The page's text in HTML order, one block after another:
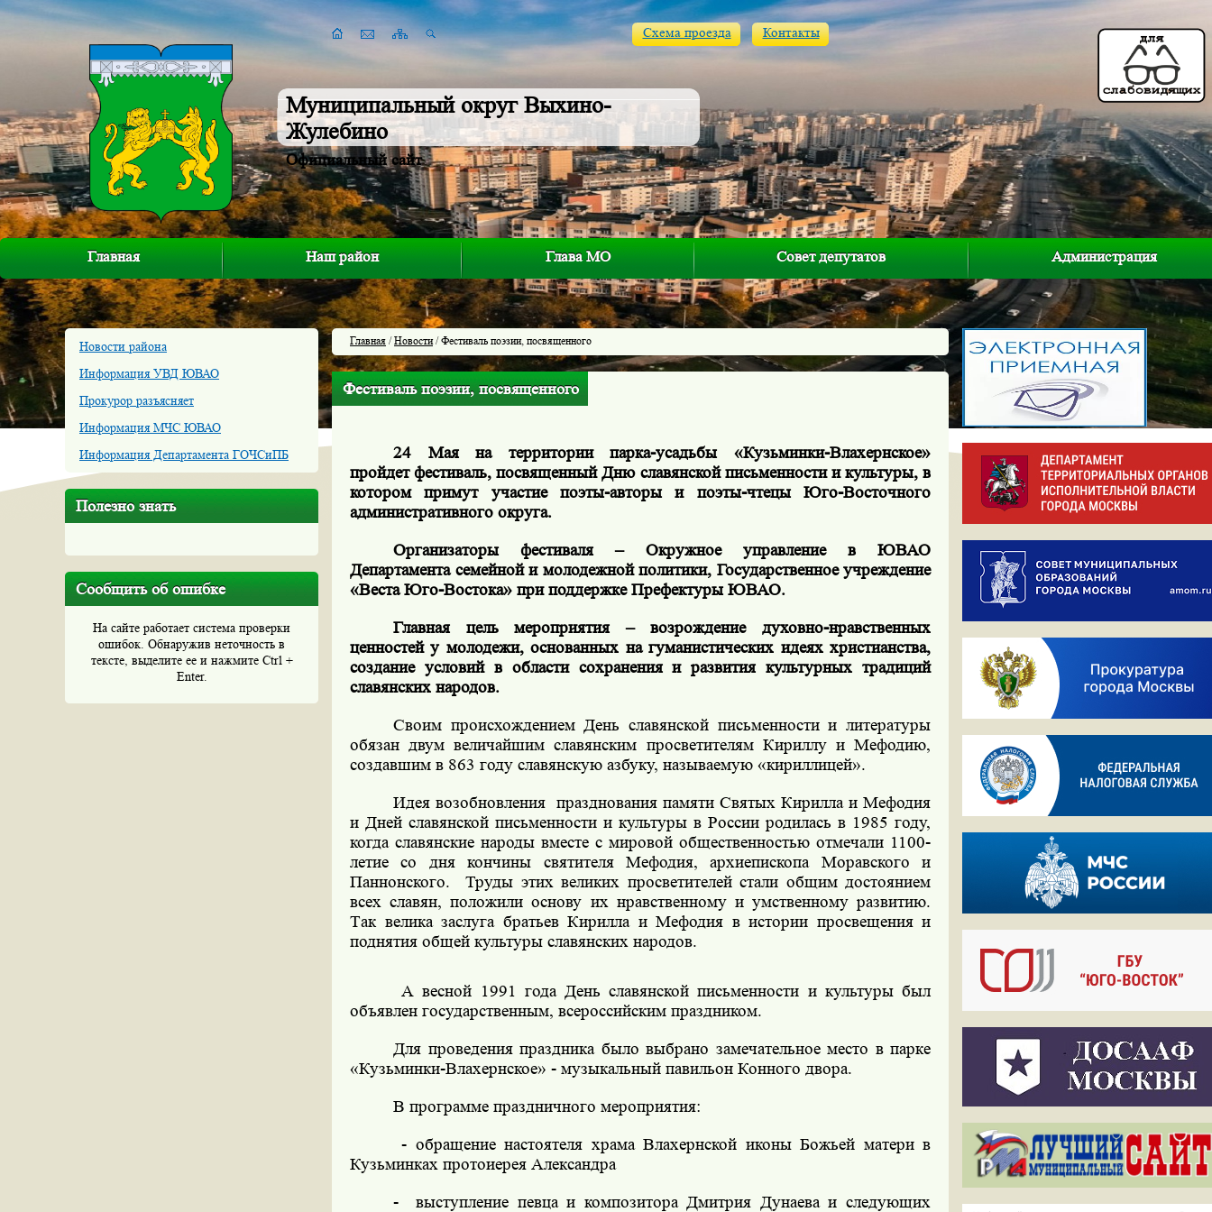
Муниципальный округ Выхино-
Жулебино
Официальный сайт
Схема проезда Контакты
Главная Наш район Глава МО Совет депутатов Администрация
Новости района
Информация УВД ЮВАО
Прокурор разъясняет
Информация МЧС ЮВАО
Информация Департамента ГОЧСиПБ
Полезно знать
Сообщить об ошибке
На сайте работает система проверки
ошибок. Обнаружив неточность в
тексте, выделите ее и нажмите Ctrl +
Enter.
Главная /Новости/ Фестиваль поэзии, посвященного
Фестиваль поэзии, посвященного
24 Мая на территории парка-усадьбы «Кузьминки-Влахернское»
пройдет фестиваль, посвященный Дню славянской письменности и культуры, в
котором примут участие поэты-авторы и поэты-чтецы Юго-Восточного
административного округа.
Организаторы фестиваля – Окружное управление в ЮВАО
Департамента семейной и молодежной политики, Государственное учреждение
«Веста Юго-Востока» при поддержке Префектуры ЮВАО.
Главная цель мероприятия – возрождение духовно-нравственных
ценностей у молодежи, основанных на гуманистических идеях христианства,
создание условий в области сохранения и развития культурных традиций
славянских народов.
Своим происхождением День славянской письменности и литературы
обязан двум величайшим славянским просветителям Кириллу и Мефодию,
создавшим в 863 году славянскую азбуку, называемую «кириллицей».
Идея возобновления празднования памяти Святых Кирилла и Мефодия
и Дней славянской письменности и культуры в России родилась в 1985 году,
когда славянские народы вместе с мировой общественностью отмечали 1100-
летие со дня кончины святителя Мефодия, архиепископа Моравского и
Паннонского.
Труды этих великих просветителей стали общим достоянием
всех славян, положили основу их нравственному и умственному развитию.
Так велика заслуга братьев Кирилла и Мефодия в истории просвещения и
поднятия общей культуры славянских народов.
А весной 1991 года День славянской письменности и культуры был
объявлен государственным, всероссийским праздником.
Для проведения праздника было выбрано замечательное место в парке
«Кузьминки-Влахернское» - музыкальный павильон Конного двора.
В программе праздничного мероприятия:
- обращение настоятеля храма Влахернской иконы Божьей матери в
Кузьминках протоиерея Александра
-
выступление певца и композитора Дмитрия Дунаева и следующих